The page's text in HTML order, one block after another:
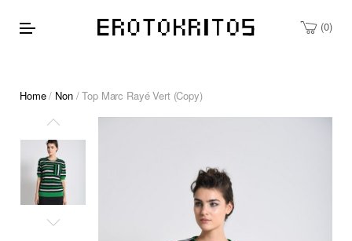
0
Home/ Non/ Top Marc Rayé Vert (Copy)